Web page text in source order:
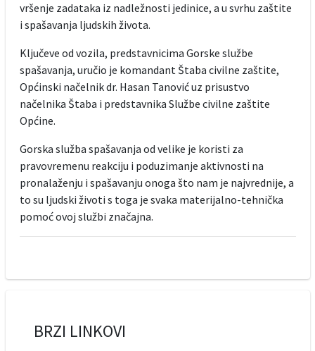
vršenje zadataka iz nadležnosti jedinice, a u svrhu zaštite
i spašavanja ljudskih života.
Ključeve od vozila, predstavnicima Gorske službe
spašavanja, uručio je komandant Štaba civilne zaštite,
Općinski načelnik dr. Hasan Tanović uz prisustvo
načelnika Štaba i predstavnika Službe civilne zaštite
Općine.
Gorska služba spašavanja od velike je koristi za
pravovremenu reakciju i poduzimanje aktivnosti na
pronalaženju i spašavanju onoga što nam je najvrednije, a
to su ljudski životi s toga je svaka materijalno-tehnička
pomoć ovoj službi značajna.
BRZI LINKOVI